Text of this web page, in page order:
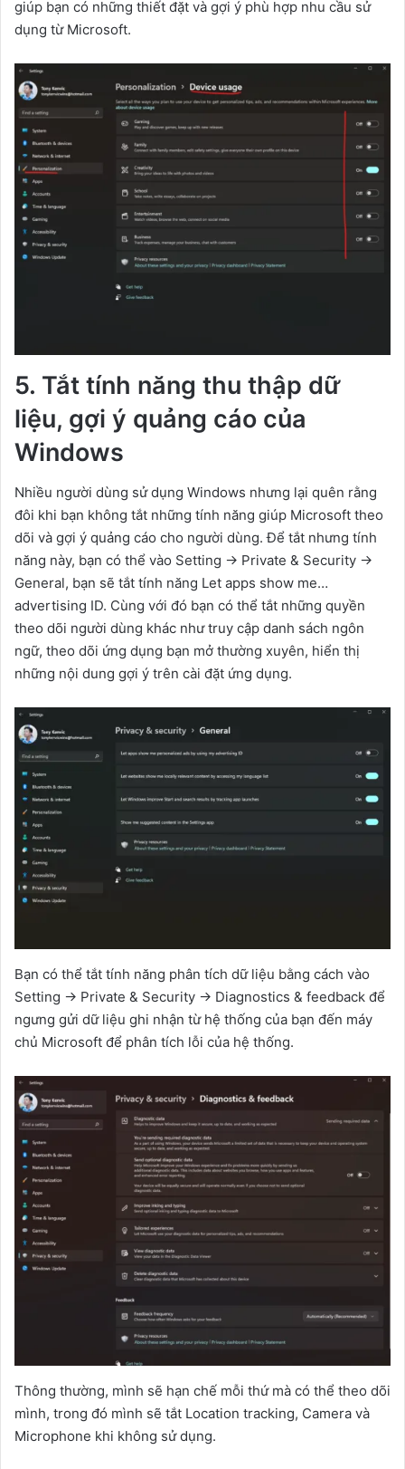
giúp bạn có những thiết đặt và gợi ý phù hợp nhu cầu sử
dụng từ Microsoft.
5. Tắt tính năng thu thập dữ
liệu, gợi ý quảng cáo của
Windows
Nhiều người dùng sử dụng Windows nhưng lại quên rằng
đôi khi bạn không tắt những tính năng giúp Microsoft theo
dõi và gợi ý quảng cáo cho người dùng. Để tắt nhưng tính
năng này, bạn có thể vào Setting -> Private & Security ->
General, bạn sẽ tắt tính năng Let apps show me…
advertising ID. Cùng với đó bạn có thể tắt những quyền
theo dõi người dùng khác như truy cập danh sách ngôn
ngữ, theo dõi ứng dụng bạn mở thường xuyên, hiển thị
những nội dung gợi ý trên cài đặt ứng dụng.
Bạn có thể tắt tính năng phân tích dữ liệu bằng cách vào
Setting -> Private & Security -> Diagnostics & feedback để
ngưng gửi dữ liệu ghi nhận từ hệ thống của bạn đến máy
chủ Microsoft để phân tích lỗi của hệ thống.
Thông thường, mình sẽ hạn chế mỗi thứ mà có thể theo dõi
mình, trong đó mình sẽ tắt Location tracking, Camera và
Microphone khi không sử dụng.